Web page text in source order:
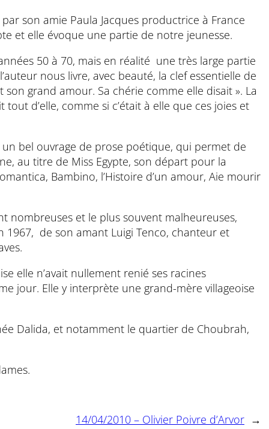
son amie Paula Jacques productrice à France
et elle évoque une partie de notre jeunesse.
50 à 70, mais en réalité une très large partie
nous livre, avec beauté, la clef essentielle de
grand amour. Sa chérie comme elle disait ». La
d’elle, comme si c’était à elle que ces joies et
bel ouvrage de prose poétique, qui permet de
au titre de Miss Egypte, son départ pour la
Bambino, l’Histoire d’un amour, Aie mourir
nombreuses et le plus souvent malheureuses,
1967, de son amant Luigi Tenco, chanteur et
elle n’avait nullement renié ses racines
jour. Elle y interprète une grand-mère villageoise
Dalida, et notamment le quartier de Choubrah,
14/04/2010 – Olivier Poivre d’Arvor →